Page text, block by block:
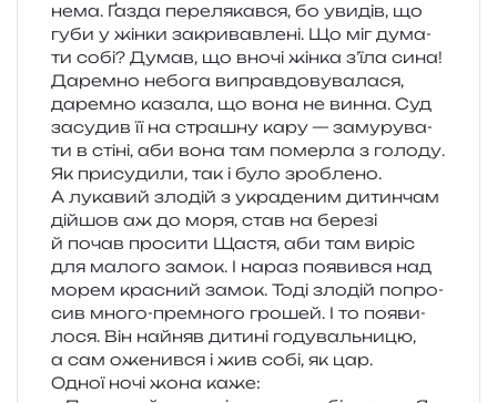
нема. Ґазда пере­ля­кав­ся, бо уви­дів, що
губи у жінки закри­вав­ле­ні. Що міг дума­
ти собі? Думав, що вночі жінка з’їла сина!
Даремно небо­га виправ­до­ву­ва­ла­ся,
дарем­но каза­ла, що вона не винна. Суд
засу­див її на стра­шну кару — заму­ру­ва­
ти в стіні, аби вона там помер­ла з голо­ду.
Як при­су­ди­ли, так і було зроблено.
А лука­вий зло­дій з укра­де­ним дитин­чам
дійшов аж до моря, став на бере­зі
й почав про­си­ти Щастя, аби там виріс
для мало­го замок. І нараз появив­ся над
морем кра­сний замок. Тоді зло­дій попро­
сив много-прем­но­го гро­шей. І то появи­
ло­ся. Він найняв дити­ні году­валь­ни­цю,
а сам оже­нив­ся і жив собі, як цар.
Одної ночі жона каже: